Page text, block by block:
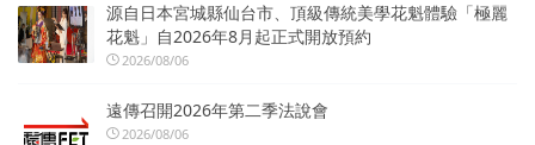
源自日本宮城縣仙台市、頂級傳統美學花魁體驗「極麗
花魁」自2026年8月起正式開放預約
2026/08/06
遠傳召開2026年第二季法說會
2026/08/06